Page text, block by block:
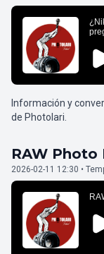
Información y
de Photolari.
RAW Photo
2026-02-11 12:30 •